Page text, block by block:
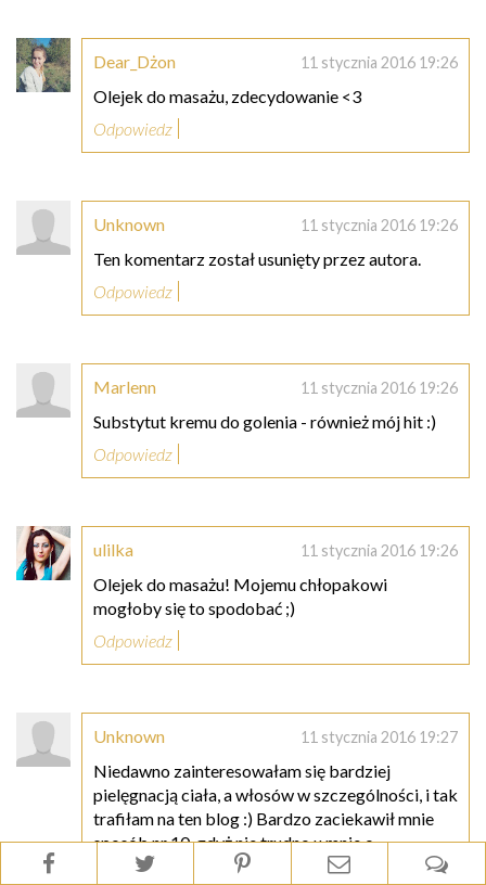
Dear_Dżon 11 stycznia 2016 19:26
Olejek do masażu, zdecydowanie <3
Odpowiedz
Unknown 11 stycznia 2016 19:26
Ten komentarz został usunięty przez autora.
Odpowiedz
Marlenn 11 stycznia 2016 19:26
Substytut kremu do golenia - również mój hit :)
Odpowiedz
ulilka 11 stycznia 2016 19:26
Olejek do masażu! Mojemu chłopakowi
mogłoby się to spodobać ;)
Odpowiedz
Unknown 11 stycznia 2016 19:27
Niedawno zainteresowałam się bardziej
pielęgnacją ciała, a włosów w szczególności, i tak
trafiłam na ten blog :) Bardzo zaciekawił mnie
sposób nr 10, gdyż nie trudno u mnie o
podrażnienia po goleniu i próbowałam już